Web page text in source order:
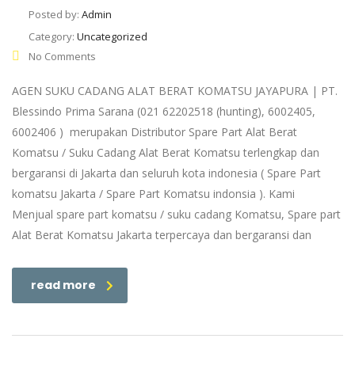
Posted by: Admin
Category: Uncategorized
No Comments
AGEN SUKU CADANG ALAT BERAT KOMATSU JAYAPURA | PT.
Blessindo Prima Sarana (021 62202518 (hunting), 6002405,
6002406 ) merupakan Distributor Spare Part Alat Berat
Komatsu / Suku Cadang Alat Berat Komatsu terlengkap dan
bergaransi di Jakarta dan seluruh kota indonesia ( Spare Part
komatsu Jakarta / Spare Part Komatsu indonsia ). Kami
Menjual spare part komatsu / suku cadang Komatsu, Spare part
Alat Berat Komatsu Jakarta terpercaya dan bergaransi dan
read more